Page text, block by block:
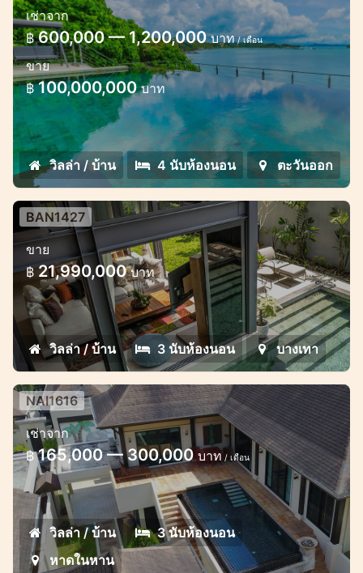
วิลล่าริมชายหาดอ่าวปอวิวทะเล
เช่าจาก
฿ 600,000 — 1,200,000บาท/ เดือน
ขาย
฿ 100,000,000บาท
วิลล่า / บ้าน 4 นับห้องนอน ตะวันออก
โครงการ Eco พร้อมแผงโซลาร์เซลล์ใน
บางเทาลากูน่า
3 ห้องนอนแบรนด์ใหม่วิลล่า eco ในบางเทาลากู
น่า
BAN1427
ขาย
฿ 21,990,000บาท
วิลล่า / บ้าน 3 นับห้องนอน บางเทา
วิลล่าพูล 3 ห้องนอน เดินเพียงไม่กี่นาทีก็
ถึงชายหาด
วิลล่าพูล 3 ห้องนอนสวยในโครงการใกล้หาดใน
หาน
NAI1616
เช่าจาก
฿ 165,000 — 300,000บาท / เดือน
วิลล่า / บ้าน
3 นับห้องนอน
หาดในหาน